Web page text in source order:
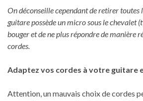
On déconseille cependant de retirer toutes
guitare possède un micro sous le chevalet
bouger et de ne plus répondre de manière
cordes.
Adaptez vos cordes à votre guitare
Attention, un mauvais choix de cordes